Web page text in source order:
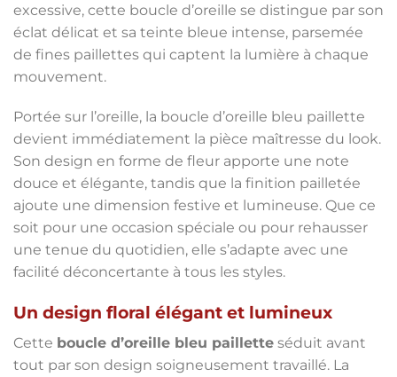
excessive, cette boucle d’oreille se distingue par son
éclat délicat et sa teinte bleue intense, parsemée
de fines paillettes qui captent la lumière à chaque
mouvement.
Portée sur l’oreille, la boucle d’oreille bleu paillette
devient immédiatement la pièce maîtresse du look.
Son design en forme de fleur apporte une note
douce et élégante, tandis que la finition pailletée
ajoute une dimension festive et lumineuse. Que ce
soit pour une occasion spéciale ou pour rehausser
une tenue du quotidien, elle s’adapte avec une
facilité déconcertante à tous les styles.
Un design floral élégant et lumineux
Cette boucle d’oreille bleu paillette séduit avant
tout par son design soigneusement travaillé. La